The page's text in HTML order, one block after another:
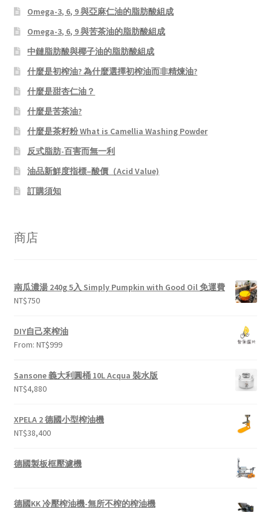
Omega-3, 6, 9 與亞麻仁油的脂肪酸組成
Omega-3, 6, 9 與苦茶油的脂肪酸組成
中鏈脂肪酸與椰子油的脂肪酸組成
什麼是初榨油? 為什麼選擇初榨油而非精煉油?
什麼是甜杏仁油？
什麼是苦茶油?
什麼是茶籽粉 What is Camellia Washing Powder
反式脂肪-百害而無一利
油品新鮮度指標–酸價（Acid Value)
訂購須知
商店
南瓜濃湯 240g 5入 Simply Pumpkin with Good Oil 免運費
NT$750
DIY自己來榨油
From: NT$999
Sansone 義大利圓桶 10L Acqua 裝水版
NT$4,880
XPELA 2 德國小型榨油機
NT$38,400
德國製板框壓濾機
德國KK 冷壓榨油機-無所不榨的榨油機